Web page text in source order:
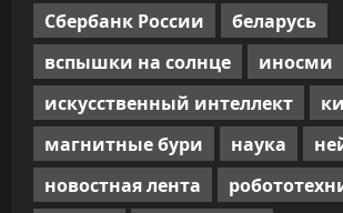
Сбербанк России
беларусь
вспышки на солнце
иносми
искусственный интеллект
магнитные бури
наука
новостная лента